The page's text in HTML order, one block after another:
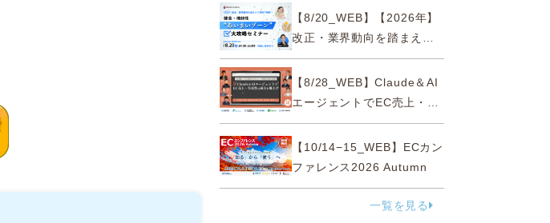
『直前チェックポイント』
【8/20_WEB】【2026年】
改正・業界動向を踏まえて
事例で理解 健食・機能
性“あいまいゾーン”大攻略セ
ミナー
【8/28_WEB】Claude＆AI
エージェントでEC売上・生
産性の両方を爆上げ ～ただ
使うだけじゃない！&qu...
【10/14−15_WEB】ECカン
ファレンス2026 Autumn
一覧を見る